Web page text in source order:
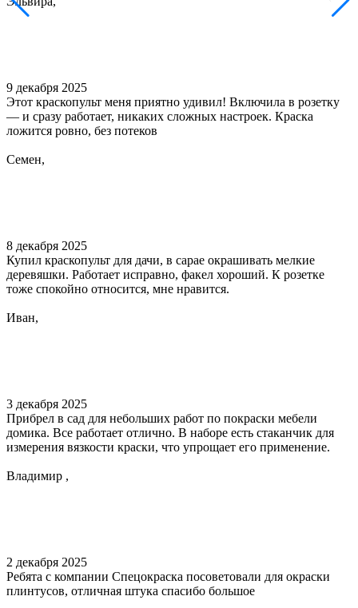
9 декабря 2025
Этот краскопульт меня приятно удивил! Включила в розетку
— и сразу работает, никаких сложных настроек. Краска
ложится ровно, без потеков
Семен,
8 декабря 2025
Купил краскопульт для дачи, в сарае окрашивать мелкие
деревяшки. Работает исправно, факел хороший. К розетке
тоже спокойно относится, мне нравится.
Иван,
3 декабря 2025
Прибрел в сад для небольших работ по покраски мебели
домика. Все работает отлично. В наборе есть стаканчик для
измерения вязкости краски, что упрощает его применение.
Владимир ,
2 декабря 2025
Ребята с компании Спецокраска посоветовали для окраски
плинтусов, отличная штука спасибо большое